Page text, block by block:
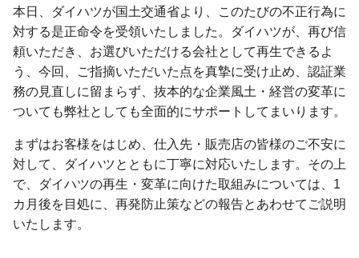
本日、ダイハツが国土交通省より、このたびの不正行為に
対する是正命令を受領いたしました。ダイハツが、再び信
頼いただき、お選びいただける会社として再生できるよ
う、今回、ご指摘いただいた点を真摯に受け止め、認証業
務の見直しに留まらず、抜本的な企業風土・経営の変革に
ついても弊社としても全面的にサポートしてまいります。
まずはお客様をはじめ、仕入先・販売店の皆様のご不安に
対して、ダイハツとともに丁寧に対応いたします。その上
で、ダイハツの再生・変革に向けた取組みについては、1
カ月後を目処に、再発防止策などの報告とあわせてご説明
いたします。